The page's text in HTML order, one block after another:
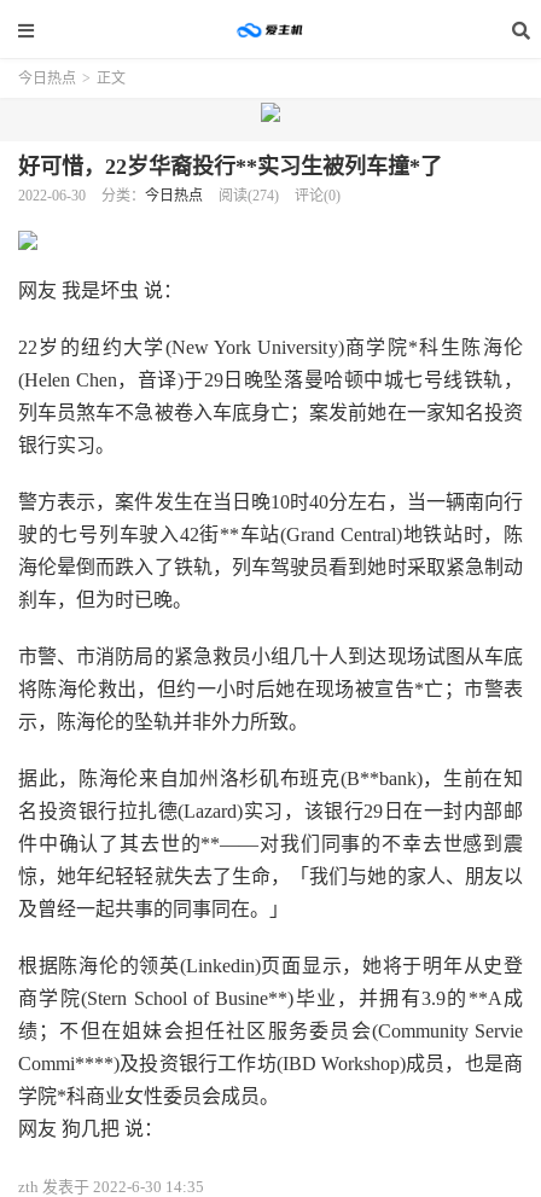
今日热点 > 正文
好可惜，22岁华裔投行**实习生被列车撞*了
2022-06-30 分类： 今日热点 阅读(274) 评论(0)
网友 我是坏虫 说：
22岁的纽约大学(New York University)商学院*科生陈海伦
(Helen Chen，音译)于29日晚坠落曼哈顿中城七号线铁轨，
列车员煞车不急被卷入车底身亡；案发前她在一家知名投资
银行实习。
警方表示，案件发生在当日晚10时40分左右，当一辆南向行
驶的七号列车驶入42街**车站(Grand Central)地铁站时，陈
海伦晕倒而跌入了铁轨，列车驾驶员看到她时采取紧急制动
刹车，但为时已晚。
市警、市消防局的紧急救员小组几十人到达现场试图从车底
将陈海伦救出，但约一小时后她在现场被宣告*亡；市警表
示，陈海伦的坠轨并非外力所致。
据此，陈海伦来自加州洛杉矶布班克(B**bank)，生前在知
名投资银行拉扎德(Lazard)实习，该银行29日在一封内部邮
件中确认了其去世的**——对我们同事的不幸去世感到震
惊，她年纪轻轻就失去了生命，「我们与她的家人、朋友以
及曾经一起共事的同事同在。」
根据陈海伦的领英(Linkedin)页面显示，她将于明年从史登
商学院(Stern School of Busine**)毕业，并拥有3.9的**A成
绩；不但在姐妹会担任社区服务委员会(Community Servie
Commi****)及投资银行工作坊(IBD Workshop)成员，也是商
学院*科商业女性委员会成员。
网友 狗几把 说：
zth 发表于 2022-6-30 14:35